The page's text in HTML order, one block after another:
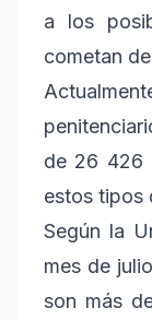
a los
cometan
de 26 426
estos tipos
Según la
mes de
son más